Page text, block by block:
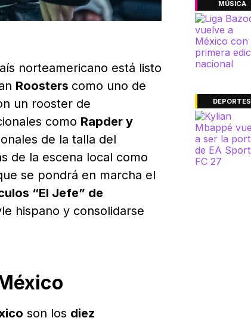
norteamericano está listo
Roosters como uno de
un rooster de
como Rapder y
de la talla del
de la escena local como
se pondrá en marcha el
“El Jefe” de
hispano y consolidarse
son los diez
MÚSICA
DEPORTES